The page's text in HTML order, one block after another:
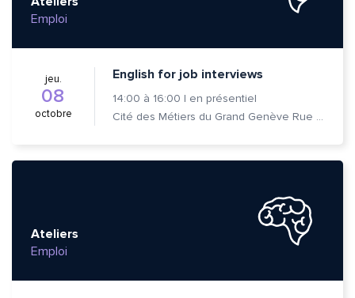
Emploi
jeu.
08
octobre
English for job interviews
14:00 à 16:00 | en présentiel
Cité des Métiers du Grand Genève Rue Prévost-Martin 6 1205 Genève
Ateliers
Emploi